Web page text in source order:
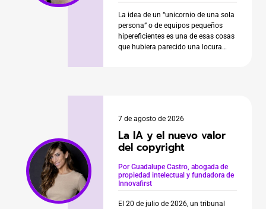
La idea de un “unicornio de una sola
persona” o de equipos pequeños
hipereficientes es una de esas cosas
que hubiera parecido una locura
predicho que […]
7 de agosto de 2026
La IA y el nuevo valor
del copyright
Por Guadalupe Castro, abogada de
propiedad intelectual y fundadora de
Innovafirst
El 20 de julio de 2026, un tribunal